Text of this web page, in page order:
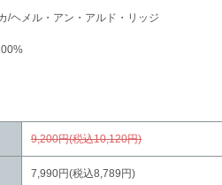
/ヘメル・アン・アルド・リッジ
9,200円(税込10,120円)
7,990円(税込8,789円)